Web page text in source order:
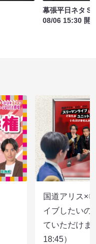
幕張平日ネタＳ
08/06 15:30 開
国道アリス×
イブしたいの
ていただけ
18:45）